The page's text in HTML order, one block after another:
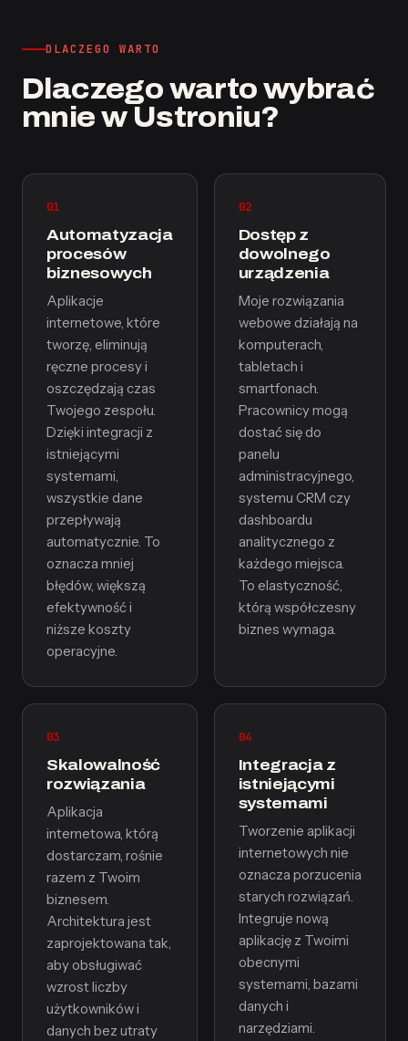
DLACZEGO WARTO
Dlaczego warto wybrać
mnie w Ustroniu?
01
Automatyzacja
procesów
biznesowych
Aplikacje
internetowe, które
tworzę, eliminują
ręczne procesy i
oszczędzają czas
Twojego zespołu.
Dzięki integracji z
istniejącymi
systemami,
wszystkie dane
przepływają
automatycznie. To
oznacza mniej
błędów, większą
efektywność i
niższe koszty
operacyjne.
02
Dostęp z
dowolnego
urządzenia
Moje rozwiązania
webowe działają na
komputerach,
tabletach i
smartfonach.
Pracownicy mogą
dostać się do
panelu
administracyjnego,
systemu CRM czy
dashboardu
analitycznego z
każdego miejsca.
To elastyczność,
którą współczesny
biznes wymaga.
03
Skalowalność
rozwiązania
Aplikacja
internetowa, którą
dostarczam, rośnie
razem z Twoim
biznesem.
Architektura jest
zaprojektowana tak,
aby obsługiwać
wzrost liczby
użytkowników i
danych bez utraty
04
Integracja z
istniejącymi
systemami
Tworzenie aplikacji
internetowych nie
oznacza porzucenia
starych rozwiązań.
Integruje nową
aplikację z Twoimi
obecnymi
systemami, bazami
danych i
narzędziami.